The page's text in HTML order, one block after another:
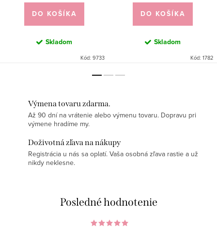
DO KOŠÍKA
Skladom
Kód: 9733
DO KOŠÍKA
Skladom
Kód: 1782
Výmena tovaru zdarma.
Až 90 dní na vrátenie alebo výmenu tovaru. Dopravu pri
výmene hradíme my.
Doživotná zľava na nákupy
Registrácia u nás sa oplatí. Vaša osobná zľava rastie a už
nikdy neklesne.
Posledné hodnotenie